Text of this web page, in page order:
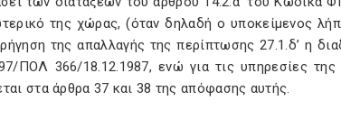
της χώρας, (όταν δηλαδή ο υποκείμενος
της απαλλαγής της περίπτωσης 27.1.δ’ η
ΠΟΛ 366/18.12.1987, ενώ για τις υπηρεσίες της
στα άρθρα 37 και 38 της απόφασης αυτής.